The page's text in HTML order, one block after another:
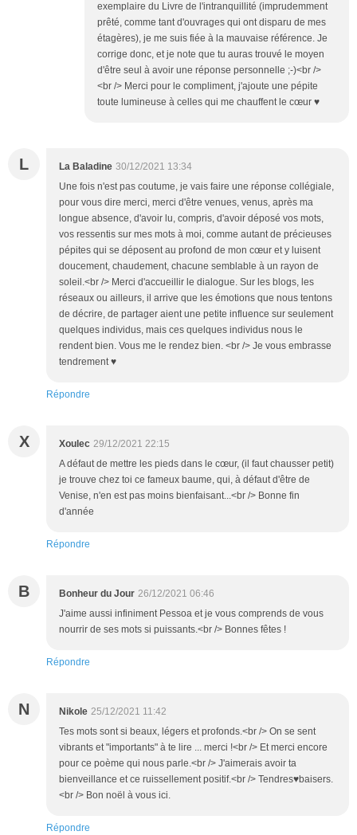
exemplaire du Livre de l'intranquillité (imprudemment
prêté, comme tant d'ouvrages qui ont disparu de mes
étagères), je me suis fiée à la mauvaise référence. Je
corrige donc, et je note que tu auras trouvé le moyen
d'être seul à avoir une réponse personnelle ;-)<br />
<br /> Merci pour le compliment, j'ajoute une pépite
toute lumineuse à celles qui me chauffent le cœur ♥
L La Baladine 30/12/2021 13:34
Une fois n'est pas coutume, je vais faire une réponse collégiale,
pour vous dire merci, merci d'être venues, venus, après ma
longue absence, d'avoir lu, compris, d'avoir déposé vos mots,
vos ressentis sur mes mots à moi, comme autant de précieuses
pépites qui se déposent au profond de mon cœur et y luisent
doucement, chaudement, chacune semblable à un rayon de
soleil.<br /> Merci d'accueillir le dialogue. Sur les blogs, les
réseaux ou ailleurs, il arrive que les émotions que nous tentons
de décrire, de partager aient une petite influence sur seulement
quelques individus, mais ces quelques individus nous le
rendent bien. Vous me le rendez bien. <br /> Je vous embrasse
tendrement ♥
Répondre
X Xoulec 29/12/2021 22:15
A défaut de mettre les pieds dans le cœur, (il faut chausser petit)
je trouve chez toi ce fameux baume, qui, à défaut d'être de
Venise, n'en est pas moins bienfaisant...<br /> Bonne fin
d'année
Répondre
B Bonheur du Jour 26/12/2021 06:46
J'aime aussi infiniment Pessoa et je vous comprends de vous
nourrir de ses mots si puissants.<br /> Bonnes fêtes !
Répondre
N Nikole 25/12/2021 11:42
Tes mots sont si beaux, légers et profonds.<br /> On se sent
vibrants et "importants" à te lire ... merci !<br /> Et merci encore
pour ce poème qui nous parle.<br /> J'aimerais avoir ta
bienveillance et ce ruissellement positif.<br /> Tendres♥baisers.
<br /> Bon noël à vous ici.
Répondre